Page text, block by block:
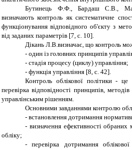
Бутинець Ф.Ф., Бардаш С.В.,
визначають контроль як систематичне
функціонування відповідного об'єкту з
від заданих параметрів [7, с. 10].
Дікань Л.В.визначає, що контроль
-один із головних принципів
-стадія процесу (циклу) управління;
-функція управління [8, с. 42].
Контроль облікової політики - це
перевірка відповідності принципів,
управлінським рішенням.
Основними завданнями контролю
-встановлення дотримання
- визначення ефективності обраних
обліку;
- перевірка дотримання